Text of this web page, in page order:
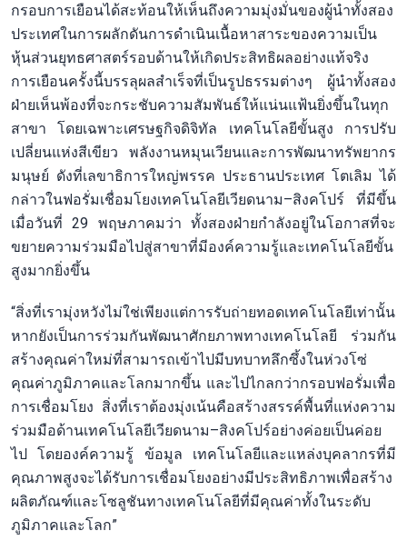
กรอบการเยือนได้สะท้อนให้เห็นถึงความมุ่งมั่นของผู้นำทั้งสอง
ประเทศในการผลักดันการดำเนินเนื้อหาสาระของความเป็น
หุ้นส่วนยุทธศาสตร์รอบด้านให้เกิดประสิทธิผลอย่างแท้จริง
การเยือนครั้งนี้บรรลุผลสำเร็จที่เป็นรูปธรรมต่างๆ ผู้นำทั้งสอง
ฝ่ายเห็นพ้องที่จะกระชับความสัมพันธ์ให้แน่นแฟ้นยิ่งขึ้นในทุก
สาขา โดยเฉพาะเศรษฐกิจดิจิทัล เทคโนโลยีขั้นสูง การปรับ
เปลี่ยนแห่งสีเขียว พลังงานหมุนเวียนและการพัฒนาทรัพยากร
มนุษย์ ดังที่เลขาธิการใหญ่พรรค ประธานประเทศ โตเลิม ได้
กล่าวในฟอรั่มเชื่อมโยงเทคโนโลยีเวียดนาม–สิงคโปร์ ที่มีขึ้น
เมื่อวันที่ 29 พฤษภาคมว่า ทั้งสองฝ่ายกำลังอยู่ในโอกาสที่จะ
ขยายความร่วมมือไปสู่สาขาที่มีองค์ความรู้และเทคโนโลยีขั้น
สูงมากยิ่งขึ้น
“สิ่งที่เรามุ่งหวังไม่ใช่เพียงแต่การรับถ่ายทอดเทคโนโลยีเท่านั้น
หากยังเป็นการร่วมกันพัฒนาศักยภาพทางเทคโนโลยี ร่วมกัน
สร้างคุณค่าใหม่ที่สามารถเข้าไปมีบทบาทลึกซึ้งในห่วงโซ่
คุณค่าภูมิภาคและโลกมากขึ้น และไปไกลกว่ากรอบฟอรั่มเพื่อ
การเชื่อมโยง สิ่งที่เราต้องมุ่งเน้นคือสร้างสรรค์พื้นที่แห่งความ
ร่วมมือด้านเทคโนโลยีเวียดนาม–สิงคโปร์อย่างค่อยเป็นค่อย
ไป โดยองค์ความรู้ ข้อมูล เทคโนโลยีและแหล่งบุคลากรที่มี
คุณภาพสูงจะได้รับการเชื่อมโยงอย่างมีประสิทธิภาพเพื่อสร้าง
ผลิตภัณฑ์และโซลูชันทางเทคโนโลยีที่มีคุณค่าทั้งในระดับ
ภูมิภาคและโลก”